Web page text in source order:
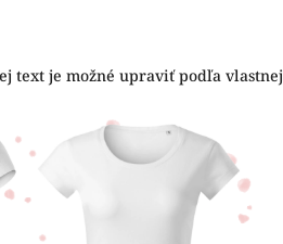
text je možné upraviť podľa vlastnej